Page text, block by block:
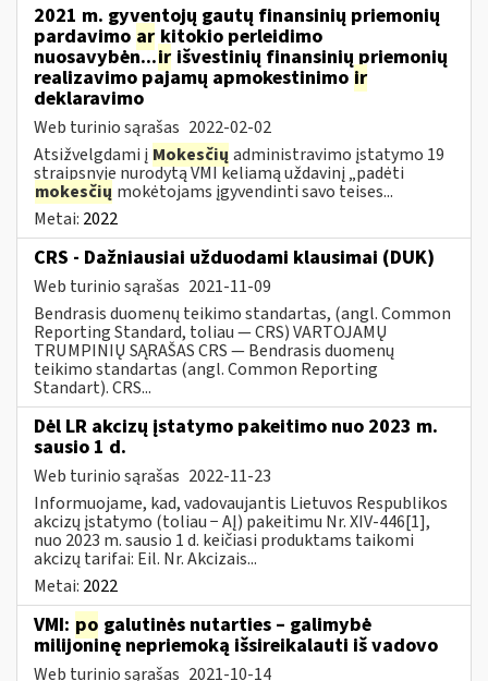
2021 m. gyventojų gautų finansinių priemonių
pardavimo ar kitokio perleidimo
nuosavybėn...ir išvestinių finansinių priemonių
realizavimo pajamų apmokestinimo ir
deklaravimo
Web turinio sąrašas 2022-02-02
Atsižvelgdami į Mokesčių administravimo įstatymo 19
straipsnyje nurodytą VMI keliamą uždavinį „padėti
mokesčių mokėtojams įgyvendinti savo teises...
Metai: 2022
CRS - Dažniausiai užduodami klausimai (DUK)
Web turinio sąrašas 2021-11-09
Bendrasis duomenų teikimo standartas, (angl. Common
Reporting Standard, toliau — CRS) VARTOJAMŲ
TRUMPINIŲ SĄRAŠAS CRS — Bendrasis duomenų
teikimo standartas (angl. Common Reporting
Standart). CRS...
Dėl LR akcizų įstatymo pakeitimo nuo 2023 m.
sausio 1 d.
Web turinio sąrašas 2022-11-23
Informuojame, kad, vadovaujantis Lietuvos Respublikos
akcizų įstatymo (toliau − AĮ) pakeitimu Nr. XIV-446[1],
nuo 2023 m. sausio 1 d. keičiasi produktams taikomi
akcizų tarifai: Eil. Nr. Akcizais...
Metai: 2022
VMI: po galutinės nutarties – galimybė
milijoninę nepriemoką išsireikalauti iš vadovo
Web turinio sąrašas 2021-10-14